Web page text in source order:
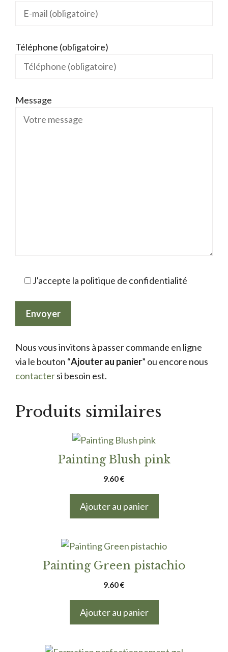
Téléphone (obligatoire)
Message
J'accepte la politique de confidentialité
Nous vous invitons à passer commande en ligne
via le bouton “Ajouter au panier” ou encore nous
contactersi besoin est.
Produits similaires
Painting Blush pink
9.60€
Ajouter au panier
Painting Green pistachio
9.60€
Ajouter au panier